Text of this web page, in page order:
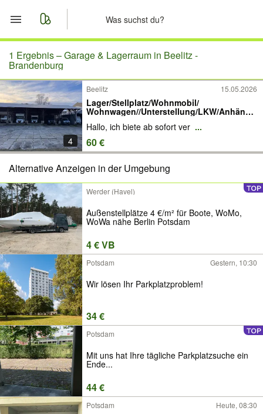
Start
Merkliste
Nachrichten
Anzeige aufgeben
1 Ergebnis –Garage & Lagerraum in Beelitz -
Brandenburg
4
Beelitz 15.05.2026
Lager/Stellplatz/Wohnmobil/
Wohnwagen//Unterstellung/LKW/Anhänge
Hallo, ich biete ab sofort ver ...
60 €
Alternative Anzeigen in der Umgebung
Werder (Havel)
Außenstellplätze 4 €/m² für Boote, WoMo,
WoWa nähe Berlin Potsdam
4 € VB
Potsdam Gestern, 10:30
Wir lösen Ihr Parkplatzproblem!
34 €
Potsdam
Mit uns hat Ihre tägliche Parkplatzsuche ein
Ende...
44 €
Potsdam Heute, 08:30